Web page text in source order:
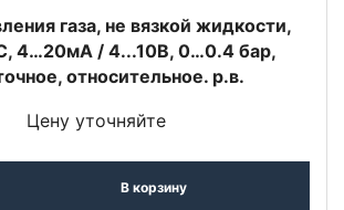
газа, не вязкой жидкости,
4…20мА / 4...10В, 0…0.4 бар,
относительное. р.в.
Цену уточняйте
В корзину